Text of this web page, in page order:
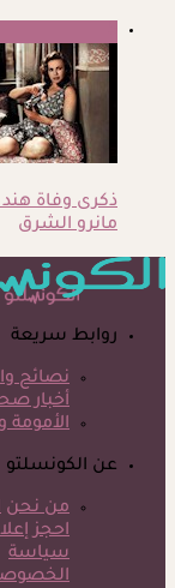
مانرو الشرق
روابط سريعة
نصائح
أخبار
الأمومة
عن الكونسلتو
من نحن
احجز
سياسة